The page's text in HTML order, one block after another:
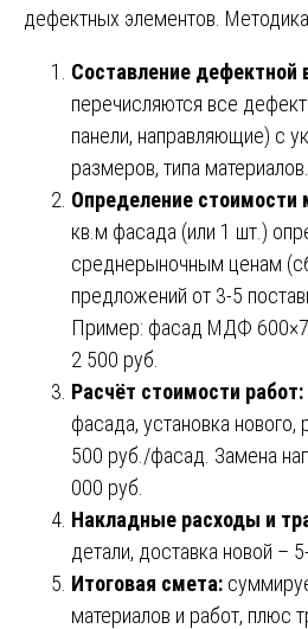
дефектных элементов.
Составление дефектной
перечисляются все
панели, направляющие) с
размеров, типа материалов.
Определение стоимости
кв.м фасада (или 1 шт.)
среднерыночным ценам
предложений от 3-5
Пример: фасад МДФ
2 500 руб.
Расчёт стоимости работ:
фасада, установка нового,
500 руб./фасад. Замена
000 руб.
Накладные расходы и
детали, доставка новой –
Итоговая смета:
материалов и работ, плюс